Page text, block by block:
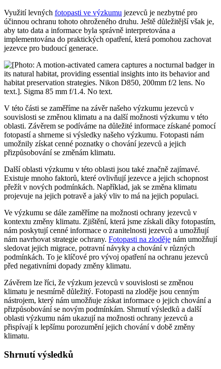
Využití levných fotopasti ve výzkumu jezevců je nezbytné pro
účinnou ochranu tohoto ohroženého druhu. Ještě důležitější však je,
aby tato data a informace byla správně interpretována a
implementována do praktických opatření, která pomohou zachovat
jezevce pro budoucí generace.
V této části se zaměříme na závěr našeho výzkumu jezevců v
souvislosti se změnou klimatu a na další možnosti výzkumu v této
oblasti. Závěrem se podíváme na důležité informace získané pomocí
fotopastí a shrneme si výsledky našeho výzkumu. Fotopasti nám
umožnily získat cenné poznatky o chování jezevců a jejich
přizpůsobování se změnám klimatu.
Další oblasti výzkumu v této oblasti jsou také značně zajímavé.
Existuje mnoho faktorů, které ovlivňují jezevce a jejich schopnost
přežít v nových podmínkách. Například, jak se změna klimatu
projevuje na jejich potravě a jaký vliv to má na jejich populaci.
Ve výzkumu se dále zaměříme na možnosti ochrany jezevců v
kontextu změny klimatu. Zjištění, která jsme získali díky fotopastím,
nám poskytují cenné informace o zranitelnosti jezevců a umožňují
nám navrhovat strategie ochrany. Fotopasti na zloděje nám umožňují
sledovat jejich migrace, potravní návyky a chování v různých
podmínkách. To je klíčové pro vývoj opatření na ochranu jezevců
před negativními dopady změny klimatu.
Závěrem lze říci, že výzkum jezevců v souvislosti se změnou
klimatu je nesmírně důležitý. Fotopasti na zloděje jsou cenným
nástrojem, který nám umožňuje získat informace o jejich chování a
přizpůsobování se novým podmínkám. Shrnutí výsledků a další
oblasti výzkumu nám ukazují na možnosti ochrany jezevců a
přispívají k lepšímu porozumění jejich chování v době změny
klimatu.
Shrnutí výsledků